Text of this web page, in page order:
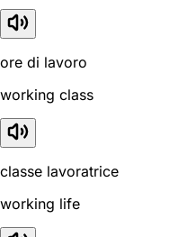
ore di lavoro
working class
classe lavoratrice
working life